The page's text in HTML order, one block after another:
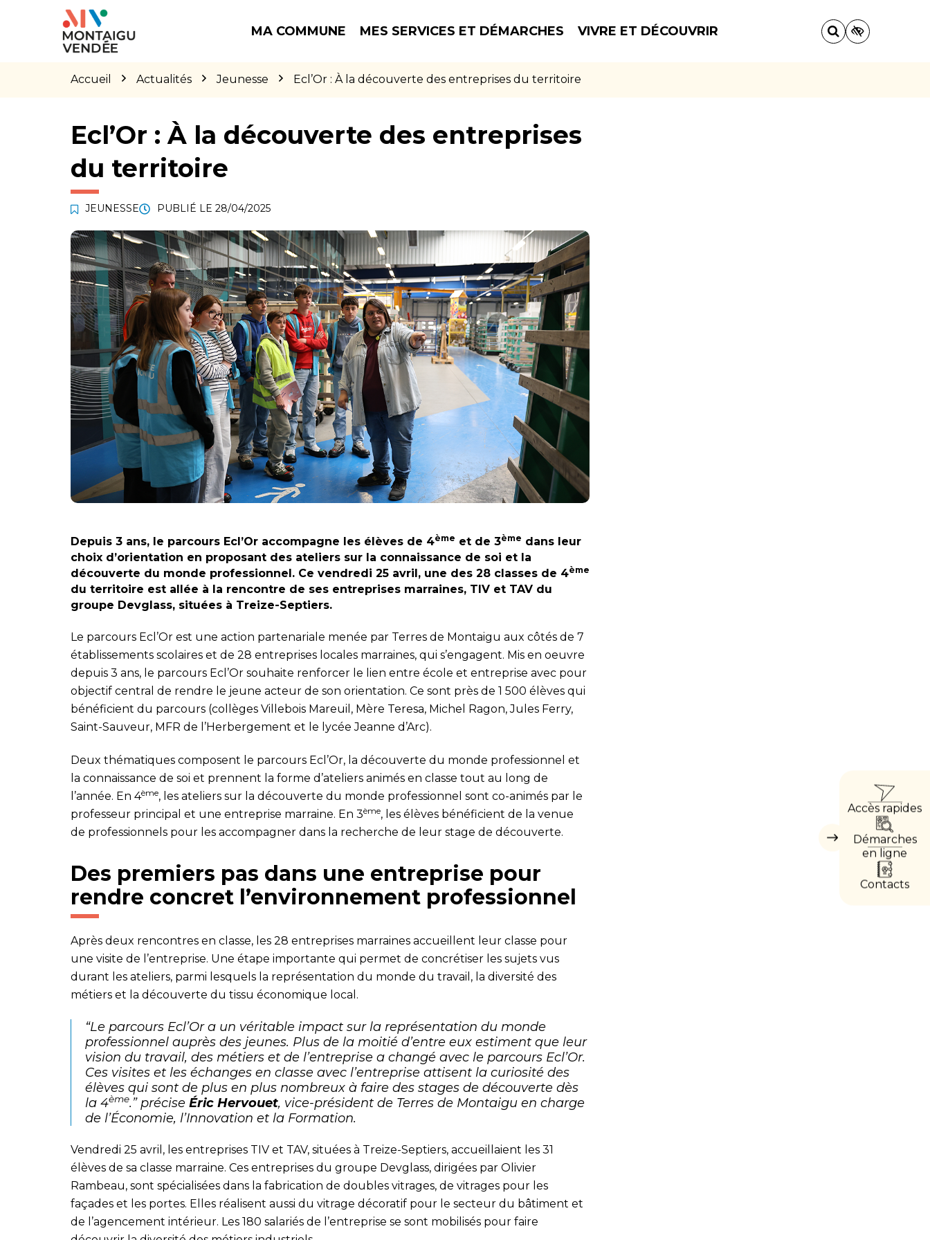
MA COMMUNE MES SERVICES ET DÉMARCHES VIVRE ET DÉCOUVRIR
Accueil Actualités Jeunesse Ecl’Or : À la découverte des entreprises du territoire
Masquer
Accès rapides
Démarches
en ligne
Contacts
Ecl’Or : À la découverte des entreprises
du territoire
JEUNESSE PUBLIÉ LE 28/04/2025
Depuis 3 ans, le parcours Ecl’Or accompagne les élèves de 4ème et de 3ème dans leur
choix d’orientation en proposant des ateliers sur la connaissance de soi et la
découverte du monde professionnel. Ce vendredi 25 avril, une des 28 classes de 4ème
du territoire est allée à la rencontre de ses entreprises marraines, TIV et TAV du
groupe Devglass, situées à Treize-Septiers.
Le parcours Ecl’Or est une action partenariale menée par Terres de Montaigu aux côtés de 7
établissements scolaires et de 28 entreprises locales marraines, qui s’engagent. Mis en oeuvre
depuis 3 ans, le parcours Ecl’Or souhaite renforcer le lien entre école et entreprise avec pour
objectif central de rendre le jeune acteur de son orientation. Ce sont près de 1 500 élèves qui
bénéficient du parcours (collèges Villebois Mareuil, Mère Teresa, Michel Ragon, Jules Ferry,
Saint-Sauveur, MFR de l’Herbergement et le lycée Jeanne d’Arc).
Deux thématiques composent le parcours Ecl’Or, la découverte du monde professionnel et
la connaissance de soi et prennent la forme d’ateliers animés en classe tout au long de
l’année. En 4ème, les ateliers sur la découverte du monde professionnel sont co-animés par le
professeur principal et une entreprise marraine. En 3ème, les élèves bénéficient de la venue
de professionnels pour les accompagner dans la recherche de leur stage de découverte.
Des premiers pas dans une entreprise pour
rendre concret l’environnement professionnel
Après deux rencontres en classe, les 28 entreprises marraines accueillent leur classe pour
une visite de l’entreprise. Une étape importante qui permet de concrétiser les sujets vus
durant les ateliers, parmi lesquels la représentation du monde du travail, la diversité des
métiers et la découverte du tissu économique local.
“Le parcours Ecl’Or a un véritable impact sur la représentation du monde
professionnel auprès des jeunes. Plus de la moitié d’entre eux estiment que leur
vision du travail, des métiers et de l’entreprise a changé avec le parcours Ecl’Or.
Ces visites et les échanges en classe avec l’entreprise attisent la curiosité des
élèves qui sont de plus en plus nombreux à faire des stages de découverte dès
la 4ème.” précise Éric Hervouet, vice-président de Terres de Montaigu en charge
de l’Économie, l’Innovation et la Formation.
Vendredi 25 avril, les entreprises TIV et TAV, situées à Treize-Septiers, accueillaient les 31
élèves de sa classe marraine. Ces entreprises du groupe Devglass, dirigées par Olivier
Rambeau, sont spécialisées dans la fabrication de doubles vitrages, de vitrages pour les
façades et les portes. Elles réalisent aussi du vitrage décoratif pour le secteur du bâtiment et
de l’agencement intérieur. Les 180 salariés de l’entreprise se sont mobilisés pour faire